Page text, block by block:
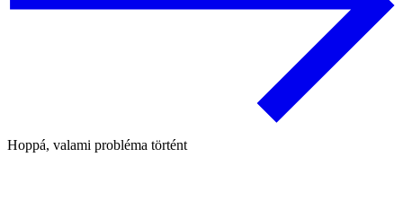
Hoppá, valami probléma történt